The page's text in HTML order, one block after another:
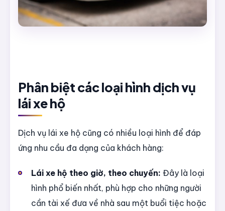
Phân biệt các loại hình dịch vụ
lái xe hộ
Dịch vụ lái xe hộ cũng có nhiều loại hình để đáp
ứng nhu cầu đa dạng của khách hàng:
Lái xe hộ theo giờ, theo chuyến: Đây là loại
hình phổ biến nhất, phù hợp cho những người
cần tài xế đưa về nhà sau một buổi tiệc hoặc